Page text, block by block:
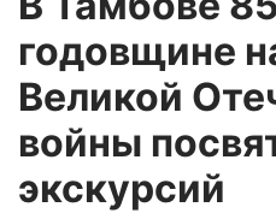
годовщине
Великой
войны
экскурсий